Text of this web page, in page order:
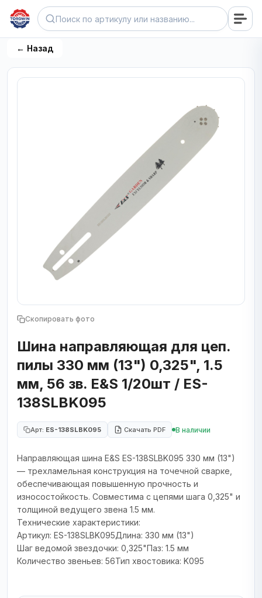
← Назад
Скопировать фото
Шина направляющая для цеп.
пилы 330 мм (13") 0,325", 1.5
мм, 56 зв. E&S 1/20шт / ES-
138SLBK095
Арт: ES-138SLBK095 Скачать PDF В наличии
Направляющая шина E&S ES-138SLBK095 330 мм (13")
— трехламельная конструкция на точечной сварке,
обеспечивающая повышенную прочность и
износостойкость. Совместима с цепями шага 0,325" и
толщиной ведущего звена 1.5 мм.
Технические характеристики:
Артикул: ES-138SLBK095Длина: 330 мм (13")
Шаг ведомой звездочки: 0,325"Паз: 1.5 мм
Количество звеньев: 56Тип хвостовика: K095